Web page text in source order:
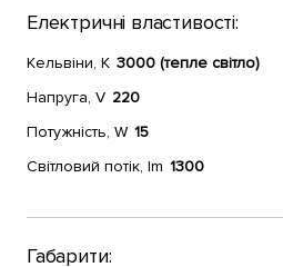
Електричні властивості:
Кельвіни, К 3000 (тепле світло)
Напруга, V 220
Потужність, W 15
Світловий потік, lm 1300
Габарити: